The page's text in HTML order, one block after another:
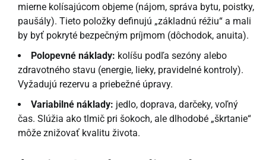
mierne kolísajúcom objeme (nájom, správa bytu, poistky,
paušály). Tieto položky definujú „základnú réžiu“ a mali
by byť pokryté bezpečným príjmom (dôchodok, anuita).
Polopevné náklady: kolíšu podľa sezóny alebo
zdravotného stavu (energie, lieky, pravidelné kontroly).
Vyžadujú rezervu a priebežné úpravy.
Variabilné náklady: jedlo, doprava, darčeky, voľný
čas. Slúžia ako tlmič pri šokoch, ale dlhodobé „škrtanie“
môže znižovať kvalitu života.